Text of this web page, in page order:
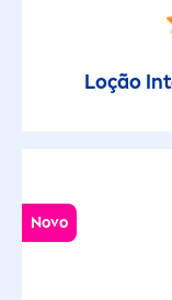
Loção
Novo